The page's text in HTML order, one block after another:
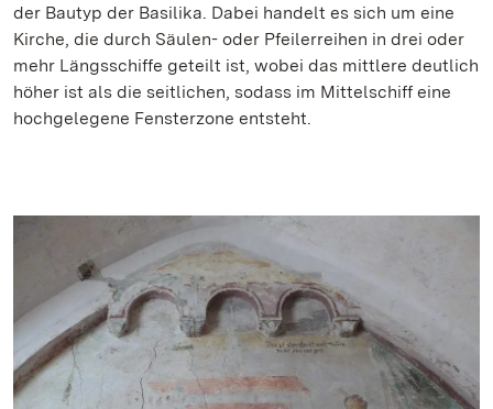
der Bautyp der Basilika. Dabei handelt es sich um eine
Kirche, die durch Säulen- oder Pfeilerreihen in drei oder
mehr Längsschiffe geteilt ist, wobei das mittlere deutlich
höher ist als die seitlichen, sodass im Mittelschiff eine
hochgelegene Fensterzone entsteht.